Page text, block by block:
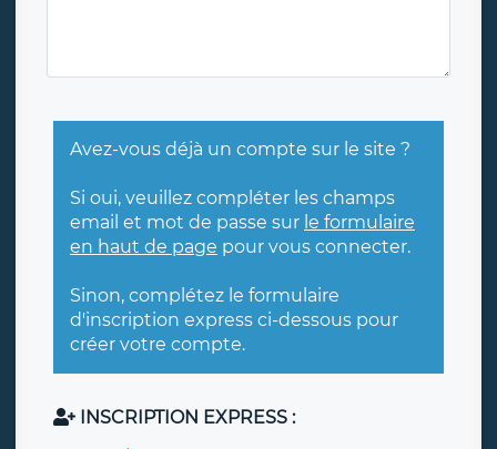
Avez-vous déjà un compte sur le site ?
Si oui, veuillez compléter les champs
email et mot de passe sur le formulaire
en haut de page pour vous connecter.
Sinon, complétez le formulaire
d'inscription express ci-dessous pour
créer votre compte.
INSCRIPTION EXPRESS :